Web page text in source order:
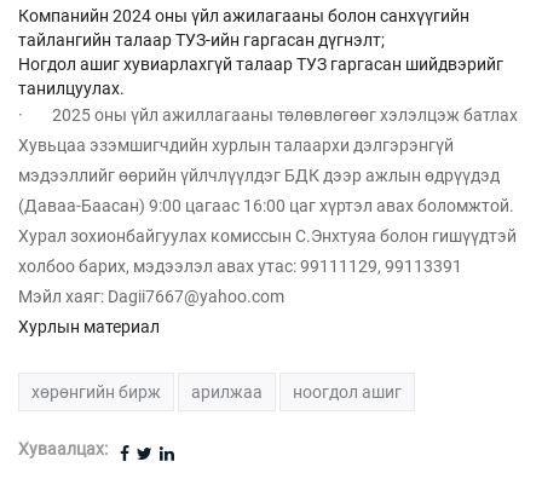
Компанийн 2024 оны үйл ажилагааны болон санхүүгийн
тайлангийн талаар ТУЗ-ийн гаргасан дүгнэлт;
Ногдол ашиг хувиарлахгүй талаар ТУЗ гаргасан шийдвэрийг
танилцуулах.
· 2025 оны үйл ажиллагааны төлөвлөгөөг хэлэлцэж батлах
Хувьцаа эзэмшигчдийн хурлын талаархи дэлгэрэнгүй
мэдээллийг өөрийн үйлчлүүлдэг БДК дээр ажлын өдрүүдэд
(Даваа-Баасан) 9:00 цагаас 16:00 цаг хүртэл авах боломжтой.
Хурал зохионбайгуулах комиссын С.Энхтуяа болон гишүүдтэй
холбоо барих, мэдээлэл авах утас: 99111129, 99113391
Мэйл хаяг: Dagii7667@yahoo.com
Хурлын материал
хөрөнгийн бирж арилжаа ноогдол ашиг
Хуваалцах: